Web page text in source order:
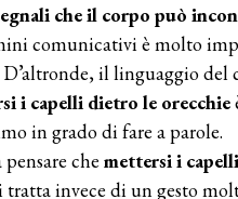
che il corpo può
comunicativi è molto
il linguaggio
i capelli dietro le orecchie
in grado di fare a parole.
che mettersi i
invece di un gesto